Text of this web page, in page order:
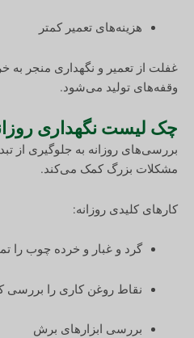
هزینه‌های تعمیر کمتر
غفلت از تعمیر و نگهداری منجر به
وقفه‌های تولید می‌شود.
چک لیست نگهداری
بررسی‌های روزانه به جلوگیری از
مشکلات بزرگ کمک می‌کند.
کارهای کلیدی روزانه:
گرد و غبار و خرده چوب را
نقاط روغن کاری را بررسی
بررسی ابزارهای برش